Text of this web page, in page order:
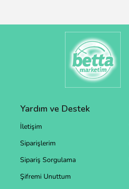
Yardım ve Destek
İletişim
Siparişlerim
Sipariş Sorgulama
Şifremi Unuttum